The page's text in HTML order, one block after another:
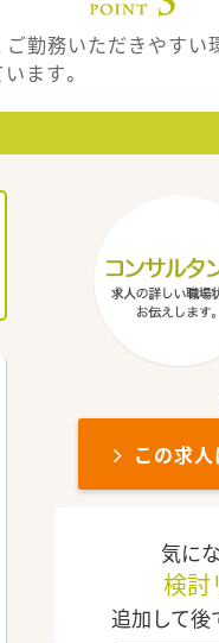
ご勤務いただきやすい
ます。
この求
気に
検討
追加して後